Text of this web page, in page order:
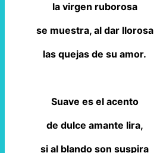
la virgen ruborosa
se muestra, al dar llorosa
las quejas de su amor.
Suave es el acento
de dulce amante lira,
si al blando son suspira